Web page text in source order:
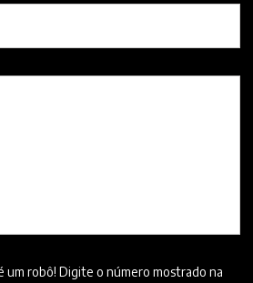
um robô! Digite o número mostrado na